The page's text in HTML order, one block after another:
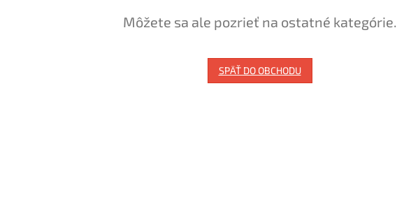
Môžete sa ale pozrieť na ostatné kategórie.
SPÄŤ DO OBCHODU